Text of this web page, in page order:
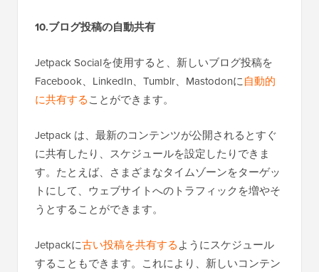
10.ブログ投稿の自動共有
Jetpack Socialを使用すると、新しいブログ投稿を
Facebook、LinkedIn、Tumblr、Mastodonに自動的
に共有することができます。
Jetpack は、最新のコンテンツが公開されるとすぐ
に共有したり、スケジュールを設定したりできま
す。たとえば、さまざまなタイムゾーンをターゲッ
トにして、ウェブサイトへのトラフィックを増やそ
うとすることができます。
Jetpackに古い投稿を共有するようにスケジュール
することもできます。これにより、新しいコンテン